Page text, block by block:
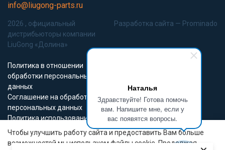
Наталья
Здравствуйте! Готова помочь
вам. Напишите мне, если у
вас появятся вопросы.
info@liugong-parts.ru
2026 , официальный
дистрибьюторы компании
LiuGong «Долина»
Политика в отношении
обработки персональных
данных
Соглашение на обработку
персональных данных
Политика использования
Cookie-файлов
Разработка сайта — Prominado
Все материалы данного сайта являются объектами авторского права (в
Чтобы улучшить работу сайта и предоставить Вам больше
возможностей мы используем файлы cookie. Продолжая